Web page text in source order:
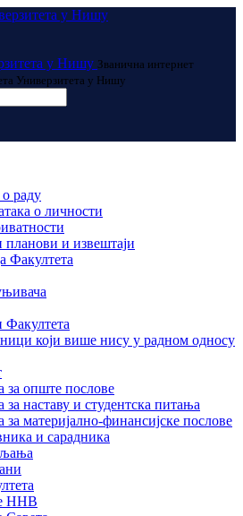
у Нишу Званична интернет
Универзитета у Нишу
раду
о личности
планови и извештаји
Факултета
Факултета
који више нису у радном односу
за опште послове
наставу и студентска питања
материјално-финансијске послове
и сарадника
ННВ